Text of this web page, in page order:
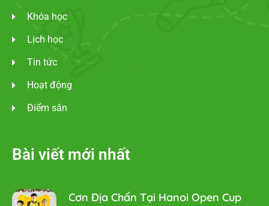
Khóa học
Lịch học
Tin tức
Hoạt động
Điểm sân
Bài viết mới nhất
Cơn Địa Chấn Tại Hanoi Open Cup